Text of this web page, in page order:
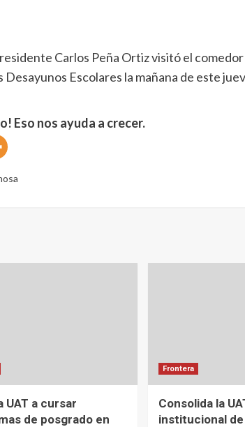
Carlos Peña Ortiz visitó el comedor
Escolares la mañana de este
Eso nos ayuda a crecer.
UAT a cursar
de posgrado en
Frontera
Consolida la
institucional de